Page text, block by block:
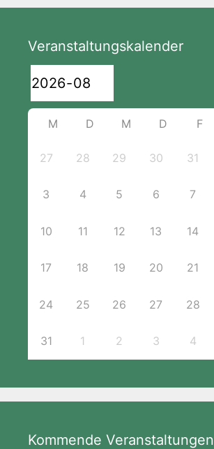
Veranstaltungskalender
M D M D F
27 28 29 30 31
3 4 5 6 7
10 11 12 13 14
17 18 19 20 21
24 25 26 27 28
31 1 2 3 4
Kommende Veranstaltungen